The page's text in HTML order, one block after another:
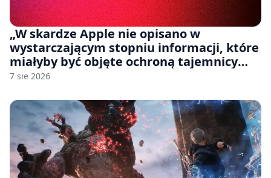
„W skardze Apple nie opisano w
wystarczającym stopniu informacji, które
miałyby być objęte ochroną tajemnicy
handlowej”. OpenAI żąda odrzucenia
7 sie 2026